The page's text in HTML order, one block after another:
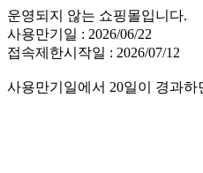
운영되지 않는 쇼핑몰입니다.
사용만기일 : 2026/06/22
접속제한시작일 : 2026/07/12
사용만기일에서 20일이 경과